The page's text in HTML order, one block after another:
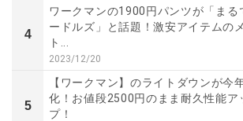
4
ワークマンの1900円パンツが「まる
ードルズ」と話題！激安アイテムの
ト...
2023/12/20
5
【ワークマン】のライトダウンが今
化！お値段2500円のまま耐久性能ア
プ！